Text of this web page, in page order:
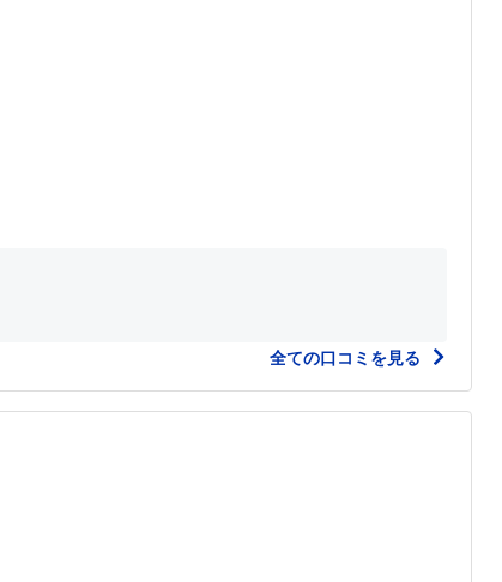
全ての口コミを見る